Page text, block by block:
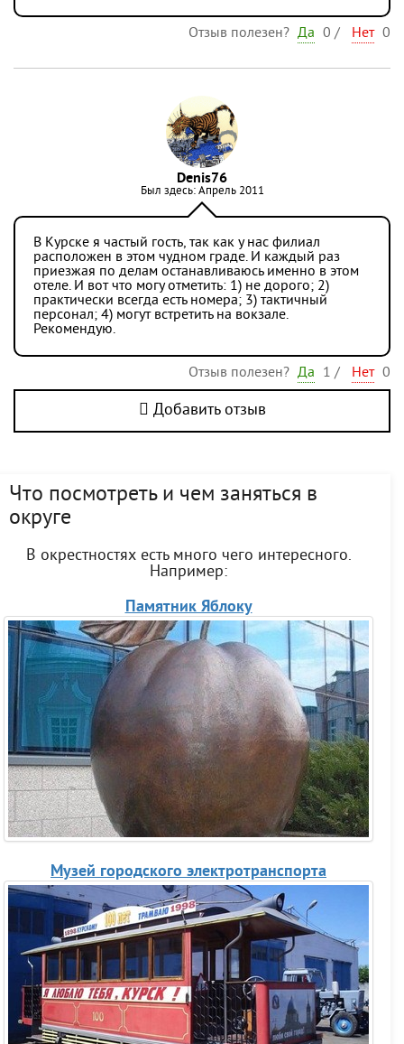
Отзыв полезен? Да 0 / Нет 0
Denis76
Был здесь: Апрель 2011
В Курске я частый гость, так как у нас филиал
расположен в этом чудном граде. И каждый раз
приезжая по делам останавливаюсь именно в этом
отеле. И вот что могу отметить: 1) не дорого; 2)
практически всегда есть номера; 3) тактичный
персонал; 4) могут встретить на вокзале.
Рекомендую.
Отзыв полезен? Да 1 / Нет 0
Добавить отзыв
Что посмотреть и чем заняться в
округе
В окрестностях есть много чего интересного.
Например:
Памятник Яблоку
Музей городского электротранспорта